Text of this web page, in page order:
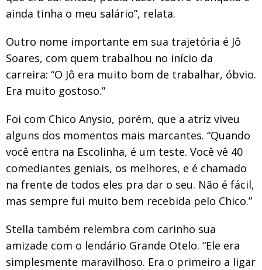
ainda tinha o meu salário”, relata.
Outro nome importante em sua trajetória é Jô
Soares, com quem trabalhou no início da
carreira: “O Jô era muito bom de trabalhar, óbvio.
Era muito gostoso.”
Foi com Chico Anysio, porém, que a atriz viveu
alguns dos momentos mais marcantes. “Quando
você entra na Escolinha, é um teste. Você vê 40
comediantes geniais, os melhores, e é chamado
na frente de todos eles pra dar o seu. Não é fácil,
mas sempre fui muito bem recebida pelo Chico.”
Stella também relembra com carinho sua
amizade com o lendário Grande Otelo. “Ele era
simplesmente maravilhoso. Era o primeiro a ligar